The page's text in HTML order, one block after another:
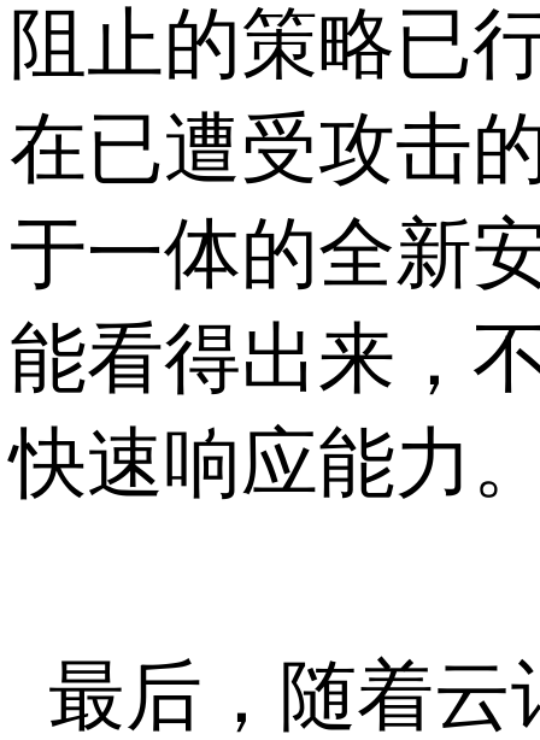
阻止的策略已
在已遭受攻击
于一体的全新
能看得出来，
快速响应能力
最后，随着云